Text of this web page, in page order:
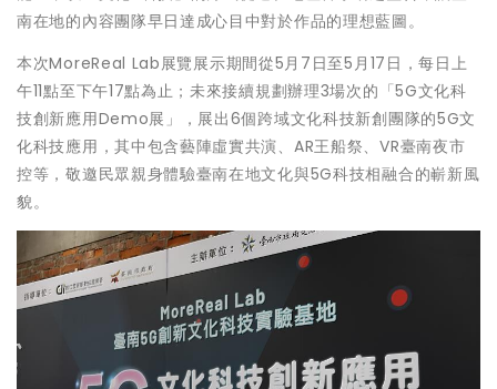
南在地的內容團隊早日達成心目中對於作品的理想藍圖。
本次MoreReal Lab展覽展示期間從5月7日至5月17日，每日上
午11點至下午17點為止；未來接續規劃辦理3場次的「5G文化科
技創新應用Demo展」，展出6個跨域文化科技新創團隊的5G文
化科技應用，其中包含藝陣虛實共演、AR王船祭、VR臺南夜市
控等，敬邀民眾親身體驗臺南在地文化與5G科技相融合的嶄新風
貌。